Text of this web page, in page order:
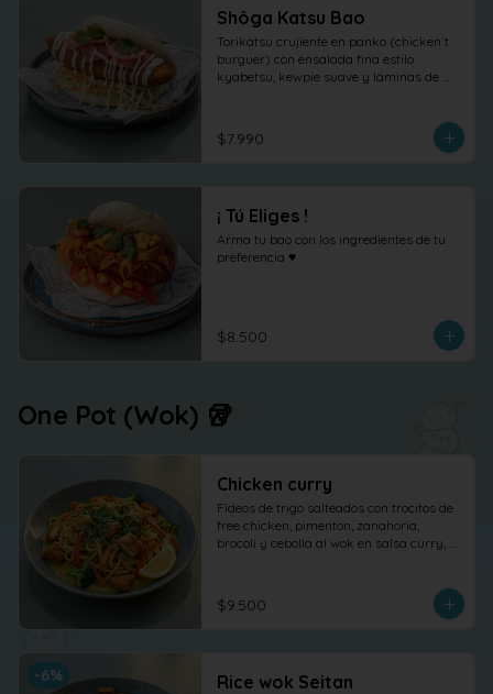
Shôga Katsu Bao
Torikatsu crujiente en panko (chicken´t
burguer) con ensalada fina estilo
kyabetsu, kewpie suave y láminas de
cilantro fresco.
$7.990
¡ Tú Eliges !
Arma tu bao con los ingredientes de tu
preferencia ♥
$8.500
One Pot (Wok) 🥡
Chicken curry
Fideos de trigo salteados con trocitos de
free chicken, pimenton, zanahoria,
brocoli y cebolla al wok en salsa curry,
$9.500
-6% Rice wok Seitan